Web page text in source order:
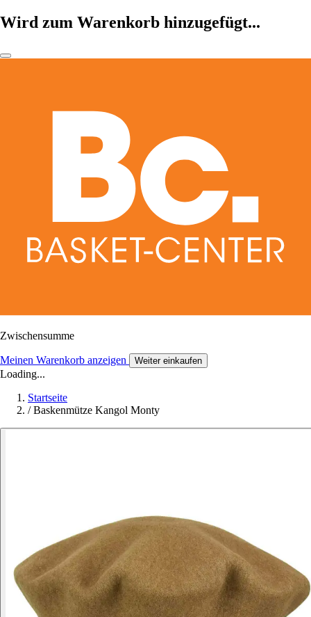
Wird zum Warenkorb hinzugefügt...
Zwischensumme
Meinen Warenkorb anzeigen Weiter einkaufen
Loading...
Startseite
/ Baskenmütze Kangol Monty